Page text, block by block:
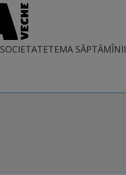
SOCIETATETEMA SĂPTĂMÎNII